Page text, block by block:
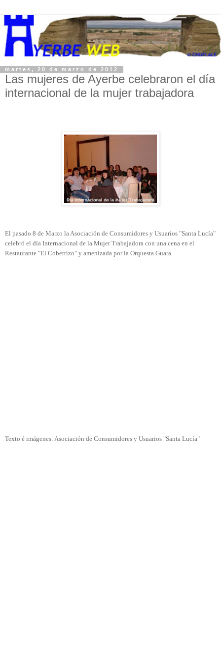
martes, 20 de marzo de 2012
Las mujeres de Ayerbe celebraron el día
internacional de la mujer trabajadora
El pasado 8 de Marzo la Asociación de Consumidores y Usuarios "Santa Lucía"
celebró el día Internacional de la Mujer Trabajadora con una cena en el
Restaurante "El Cobertizo" y amenizada por la Orquesta Guara.
Texto é imágenes: Asociación de Consumidores y Usuarios "Santa Lucía"